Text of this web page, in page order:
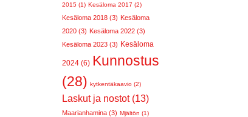
2015 (1) Kesäloma 2017 (2)
Kesäloma 2018 (3) Kesäloma
2020 (3) Kesäloma 2022 (3)
Kesäloma 2023 (3) Kesäloma
2024 (6) Kunnostus
(28) kytkentäkaavio (2)
Laskut ja nostot (13)
Maarianhamina (3) Mjältön (1)